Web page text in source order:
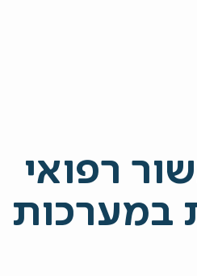
רפואי
במערכות